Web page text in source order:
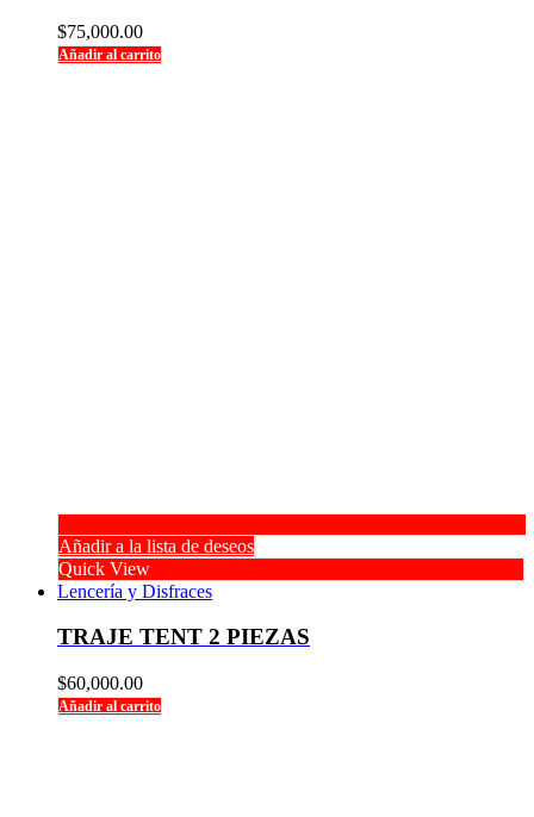
$75,000.00
Añadir al carrito
Añadir a la lista de deseos
Quick View
Lencería y Disfraces
TRAJE TENT 2 PIEZAS
$60,000.00
Añadir al carrito